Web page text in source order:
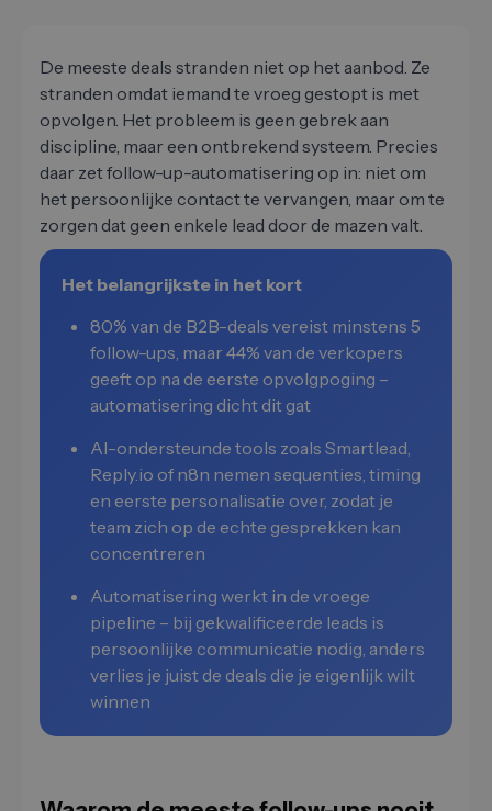
De meeste deals stranden niet op het aanbod. Ze
stranden omdat iemand te vroeg gestopt is met
opvolgen. Het probleem is geen gebrek aan
discipline, maar een ontbrekend systeem. Precies
daar zet follow-up-automatisering op in: niet om
het persoonlijke contact te vervangen, maar om te
zorgen dat geen enkele lead door de mazen valt.
Het belangrijkste in het kort
80% van de B2B-deals vereist minstens 5
follow-ups, maar 44% van de verkopers
geeft op na de eerste opvolgpoging –
automatisering dicht dit gat
AI-ondersteunde tools zoals Smartlead,
Reply.io of n8n nemen sequenties, timing
en eerste personalisatie over, zodat je
team zich op de echte gesprekken kan
concentreren
Automatisering werkt in de vroege
pipeline – bij gekwalificeerde leads is
persoonlijke communicatie nodig, anders
verlies je juist de deals die je eigenlijk wilt
winnen